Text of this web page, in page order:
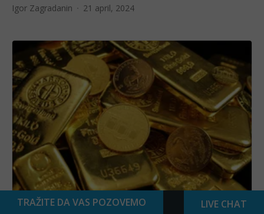
Igor Zagradanin 21 april, 2024
Zašto centralne banke kupuju zlato
TRAŽITE DA VAS POZOVEMO LIVE CHAT